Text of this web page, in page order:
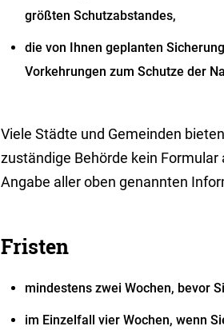
größten Schutzabstandes,
die von Ihnen geplanten
Vorkehrungen zum Schutze der
Viele Städte und Gemeinden
zuständige Behörde kein
Angabe aller oben genannten
Fristen
mindestens zwei Wochen, bevor
im Einzelfall vier Wochen, wenn